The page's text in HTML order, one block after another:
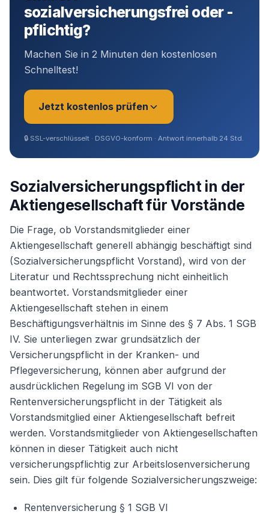
sozialversicherungsfrei oder -
pflichtig?
Machen Sie in 2 Minuten den kostenlosen
Schnelltest!
Jetzt kostenlos prüfen
Sie sind? *
Geschäftsführer (Angestellt /
Gesellschafter)
Selbstständig / Unternehmer
Angestellter
Weiter
🔒 SSL-verschlüsselt · DSGVO-konform · Antwort innerhalb 24 Std.
Sozialversicherungspflicht in der
Aktiengesellschaft für Vorstände
Die Frage, ob Vorstandsmitglieder einer
Aktiengesellschaft generell abhängig beschäftigt sind
(Sozialversicherungspflicht Vorstand), wird von der
Literatur und Rechtssprechung nicht einheitlich
beantwortet. Vorstandsmitglieder einer
Aktiengesellschaft stehen in einem
Beschäftigungsverhältnis im Sinne des § 7 Abs. 1 SGB
IV. Sie unterliegen zwar grundsätzlich der
Versicherungspflicht in der Kranken- und
Pflegeversicherung, können aber aufgrund der
ausdrücklichen Regelung im SGB VI von der
Rentenversicherungspflicht in der Tätigkeit als
Vorstandsmitglied einer Aktiengesellschaft befreit
werden. Vorstandsmitglieder von Aktiengesellschaften
können in dieser Tätigkeit auch nicht
versicherungspflichtig zur Arbeitslosenversicherung
sein. Dies gilt für folgende Sozialversicherungszweige:
Rentenversicherung § 1 SGB VI